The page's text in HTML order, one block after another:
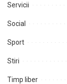
Servicii
Social
Sport
Stiri
Timp liber